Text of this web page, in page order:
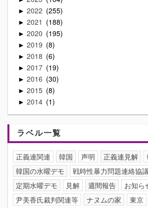
► 2022 255
► 2021 188
► 2020 195
► 2019 8
► 2018 6
► 2017 19
► 2016 30
► 2015 8
► 2014 1
ラベル一覧
正義連関連 韓国 声明 正義連見解
韓国の水曜デモ
戦時性暴力問題連絡協
定期水曜デモ
見解 週間報告 お知ら
尹美香氏裁判関連等
ナヌムの家 東京